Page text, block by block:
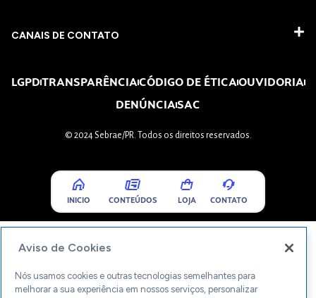
CANAIS DE CONTATO
LGPDTRANSPARÊNCIACÓDIGO DE ÉTICAOUVIDORIA
DENÚNCIASAC
© 2024 Sebrae/PR. Todos os direitos reservados.
INICIO CONTEÚDOS LOJA CONTATO
Aviso de Cookies
Nós usamos cookies e outras tecnologias semelhantes para
melhorar a sua experiência em nossos serviços, personalizar